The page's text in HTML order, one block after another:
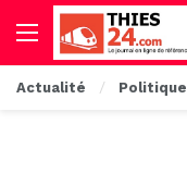
Actualité Politique